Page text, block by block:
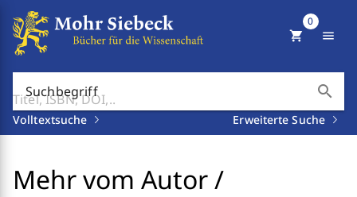
Suchbegriff search
Volltextsuche Erweiterte Suche
shopping_cart
0
menu
Mehr vom Autor /